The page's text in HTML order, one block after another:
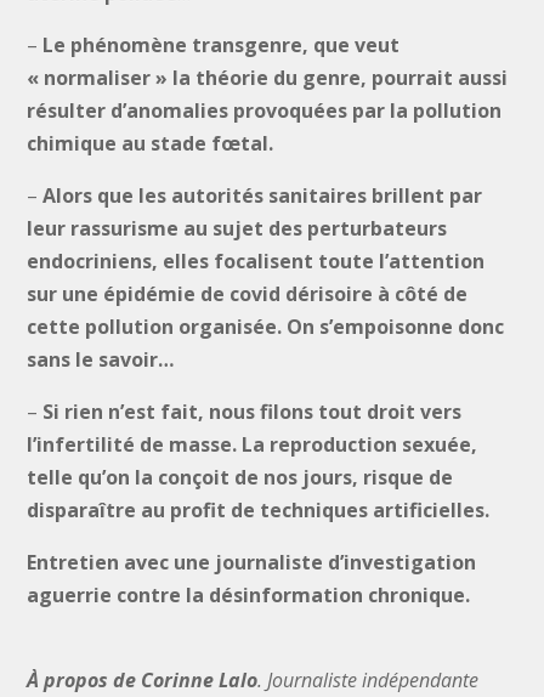
– Le phénomène transgenre, que veut
« normaliser » la théorie du genre, pourrait aussi
résulter d’anomalies provoquées par la pollution
chimique au stade fœtal.
–Alors que les autorités sanitaires brillent par
leur rassurisme au sujet des perturbateurs
endocriniens, elles focalisent toute l’attention
sur une épidémie de covid dérisoire à côté de
cette pollution organisée. On s’empoisonne donc
sans le savoir…
– Si rien n’est fait, nous filons tout droit vers
l’infertilité de masse. La reproduction sexuée,
telle qu’on la conçoit de nos jours, risque de
disparaître au profit de techniques artificielles.
Entretien avec une journaliste d’investigation
aguerrie contre la désinformation chronique.
À propos de Corinne Lalo. Journaliste indépendante